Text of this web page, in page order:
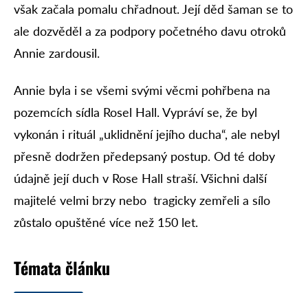
však začala pomalu chřadnout. Její děd šaman se to
ale dozvěděl a za podpory početného davu otroků
Annie zardousil.
Annie byla i se všemi svými věcmi pohřbena na
pozemcích sídla Rosel Hall. Vypráví se, že byl
vykonán i rituál „uklidnění jejího ducha“, ale nebyl
přesně dodržen předepsaný postup. Od té doby
údajně její duch v Rose Hall straší. Všichni další
majitelé velmi brzy nebo tragicky zemřeli a sílo
zůstalo opuštěné více než 150 let.
Témata článku